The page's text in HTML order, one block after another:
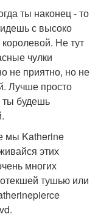
ты наконец - то
с высоко
Не тут
чулки
не приятно, но не
Лучше просто
ты будешь
мы Katherine
этих
многих
тушью или